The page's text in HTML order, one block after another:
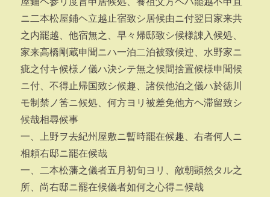
ニ二本松屋鋪ヘ立越止宿致シ居候由ニ付翌日家来共
之内罷越、他宿無之、早々帰邸致シ候様諌入候処、
家来高橋剛蔵申聞ニハ一泊二泊被致候迚、水野家ニ
疵之付キ候様ノ儀ハ決シテ無之候間捨置候様申聞候
ニ付、不得止帰国致シ候趣、諸侯他泊之儀ハ於徳川
モ制禁ノ筈ニ候処、何方ヨリ被差免他方ヘ滞留致シ
候哉相尋候事
一、上野ヲ去紀州屋敷ニ暫時罷在候趣、右者何人ニ
相頼右邸ニ罷在候哉
一、二本松藩之儀者五月初旬ヨリ、敵朝顕然タル之
所、尚右邸ニ罷在候儀者如何之心得ニ候哉